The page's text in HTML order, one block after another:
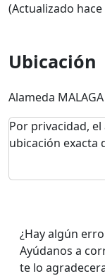
(Actualizado hace
Ubicación
Alameda
Por privacidad,
ubicación exacta
¿Hay algún
Ayúdanos a
te lo